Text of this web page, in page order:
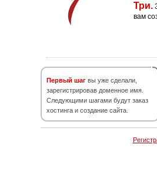
Три.
вам
Первый шаг вы уже сделали,
зарегистрировав доменное имя.
Следующими шагами будут заказ
хостинга и создание сайта.